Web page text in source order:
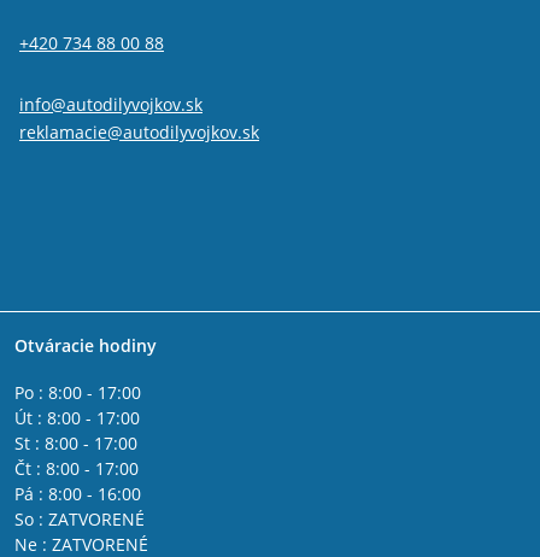
+420 734 88 00 88
info@autodilyvojkov.sk
reklamacie@autodilyvojkov.sk
Otváracie hodiny
Po : 8:00 - 17:00
Út : 8:00 - 17:00
St : 8:00 - 17:00
Čt : 8:00 - 17:00
Pá : 8:00 - 16:00
So : ZATVORENÉ
Ne : ZATVORENÉ